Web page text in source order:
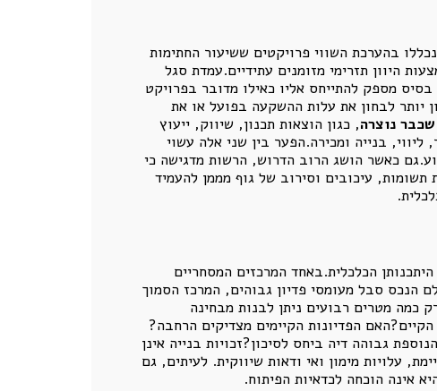
בהערכת השווי פרויקטים ששיעור החתימות
היוון תזרימי מזומנים עתידיים.עמדת סגל
מספק להתייחס אליו כאילו מדובר בפרויקט
יותר לבחון את עלות ההשקעה בפועל או את
נוצרה, כגון הוצאות תכנון, שיווק, ייעוץ
בנייה ומכירה.הפער בין שני אלה עשוי
כאשר הושג הרוב הדרוש, הרשות מדגישה כי
תשומות, עיכובים וסירוב של גוף מממן להעמיד
הכלכלית.באחד המרכזים המסחריים
הנכס סבל מעומסי פדיון גבוהים, המרכז הסמוך
מטרים רבועים ניתן לבנות מבחינה
הפדיונות הקיימים מצדיקים הרחבה?
גבוהה דיה ביחס לסיכון?זכויות בנייה אינן
עלויות מימון ואי ודאות שיווקית. לעיתים, גם
אינה הוכחה לכדאיות הפיתוח.